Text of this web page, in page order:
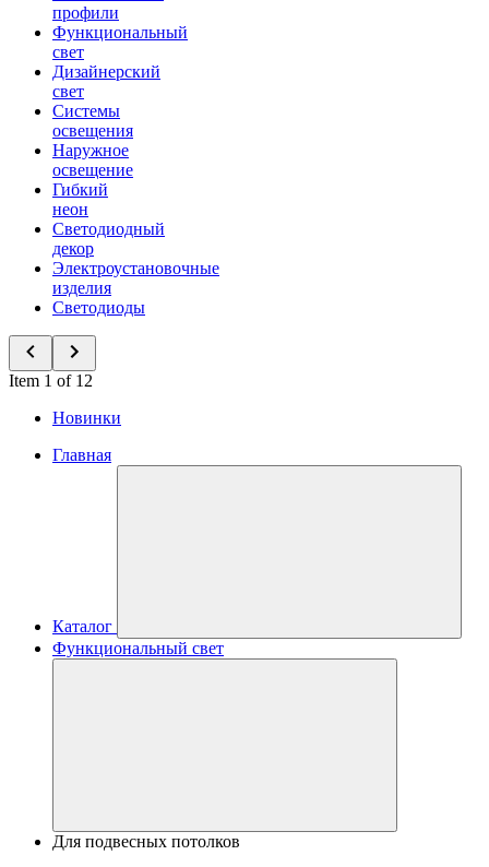
профили
Функциональный
свет
Дизайнерский
свет
Системы
освещения
Наружное
освещение
Гибкий
неон
Светодиодный
декор
Электроустановочные
изделия
Светодиоды
Item 1 of 12
Новинки
Главная
Каталог
Функциональный свет
Для подвесных потолков